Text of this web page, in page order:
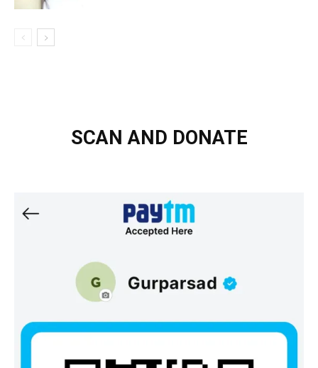
SCAN AND DONATE